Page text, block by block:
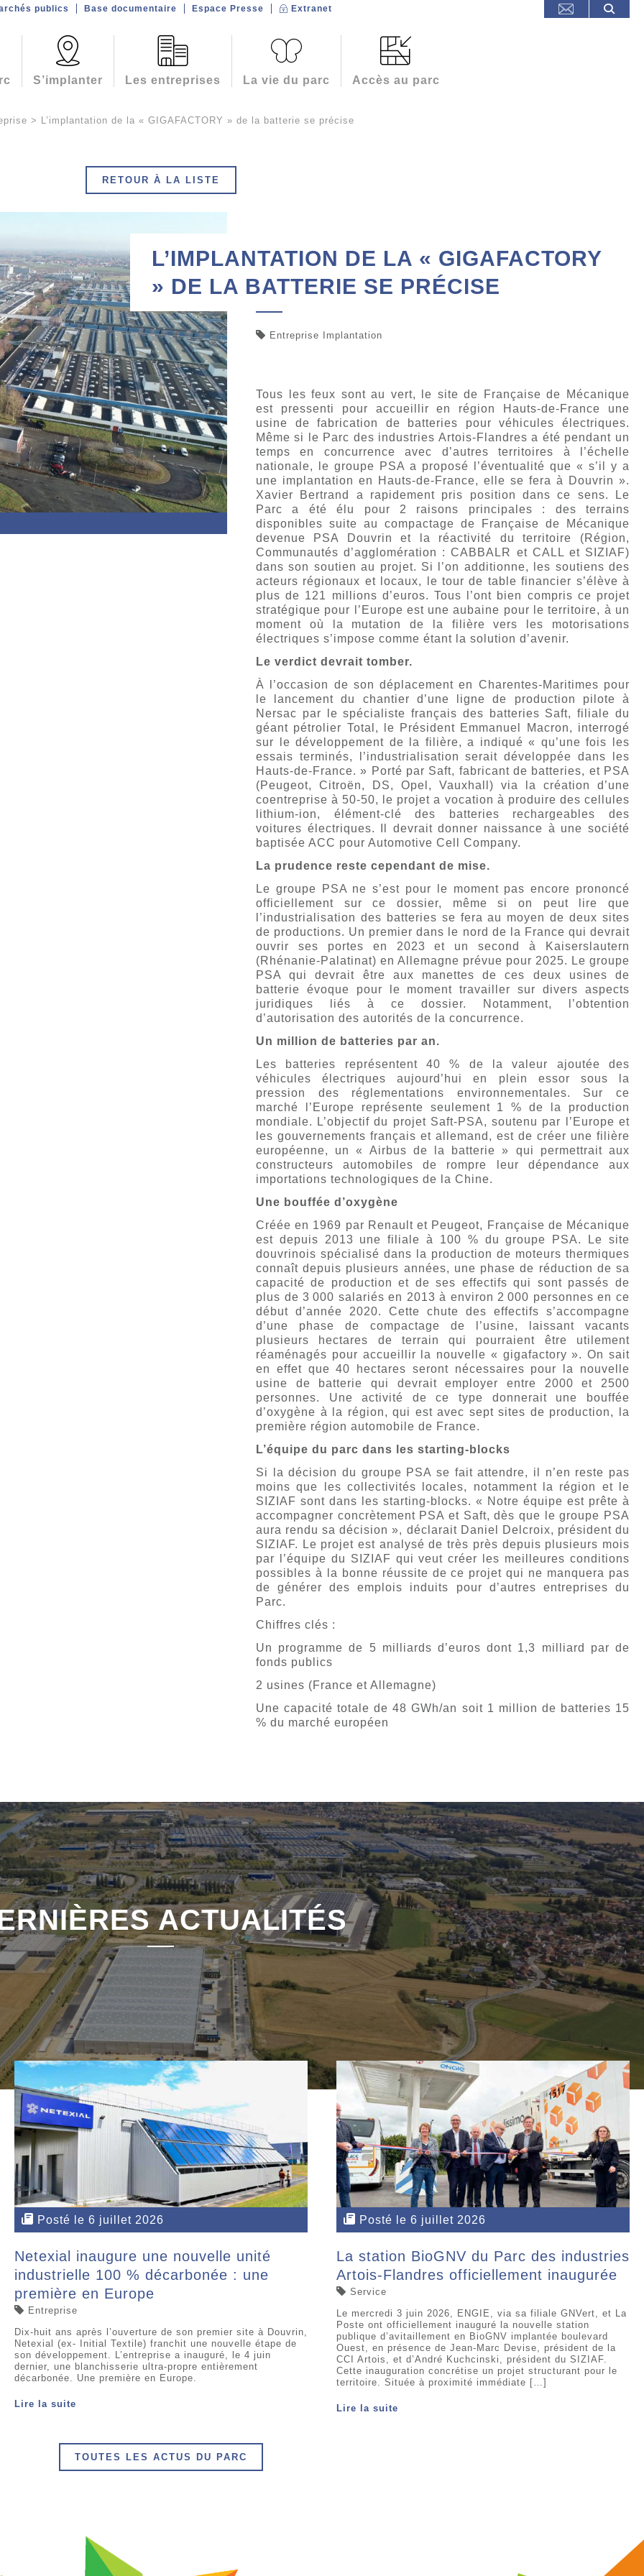
S’implanter Les entreprises La vie du parc Accès au parc
publics Base documentaire Espace Presse Extranet
> L’implantation de la « GIGAFACTORY » de la batterie se précise
RETOUR À LA LISTE
L’IMPLANTATION DE LA « GIGAFACTORY
» DE LA BATTERIE SE PRÉCISE
Entreprise Implantation
Tous les feux sont au vert, le site de Française de Mécanique
est pressenti pour accueillir en région Hauts-de-France une
usine de fabrication de batteries pour véhicules électriques.
Même si le Parc des industries Artois-Flandres a été pendant un
temps en concurrence avec d’autres territoires à l’échelle
nationale, le groupe PSA a proposé l’éventualité que « s’il y a
une implantation en Hauts-de-France, elle se fera à Douvrin ».
Xavier Bertrand a rapidement pris position dans ce sens. Le
Parc a été élu pour 2 raisons principales : des terrains
disponibles suite au compactage de Française de Mécanique
devenue PSA Douvrin et la réactivité du territoire (Région,
Communautés d’agglomération : CABBALR et CALL et SIZIAF)
dans son soutien au projet. Si l’on additionne, les soutiens des
acteurs régionaux et locaux, le tour de table financier s’élève à
plus de 121 millions d’euros. Tous l’ont bien compris ce projet
stratégique pour l’Europe est une aubaine pour le territoire, à un
moment où la mutation de la filière vers les motorisations
électriques s’impose comme étant la solution d’avenir.
Le verdict devrait tomber.
À l’occasion de son déplacement en Charentes-Maritimes pour
le lancement du chantier d’une ligne de production pilote à
Nersac par le spécialiste français des batteries Saft, filiale du
géant pétrolier Total, le Président Emmanuel Macron, interrogé
sur le développement de la filière, a indiqué « qu’une fois les
essais terminés, l’industrialisation serait développée dans les
Hauts-de-France. » Porté par Saft, fabricant de batteries, et PSA
(Peugeot, Citroën, DS, Opel, Vauxhall) via la création d’une
coentreprise à 50-50, le projet a vocation à produire des cellules
lithium-ion, élément-clé des batteries rechargeables des
voitures électriques. Il devrait donner naissance à une société
baptisée ACC pour Automotive Cell Company.
La prudence reste cependant de mise.
Le groupe PSA ne s’est pour le moment pas encore prononcé
officiellement sur ce dossier, même si on peut lire que
l’industrialisation des batteries se fera au moyen de deux sites
de productions. Un premier dans le nord de la France qui devrait
ouvrir ses portes en 2023 et un second à Kaiserslautern
(Rhénanie-Palatinat) en Allemagne prévue pour 2025. Le groupe
PSA qui devrait être aux manettes de ces deux usines de
batterie évoque pour le moment travailler sur divers aspects
juridiques liés à ce dossier. Notamment, l’obtention
d’autorisation des autorités de la concurrence.
Un million de batteries par an.
Les batteries représentent 40 % de la valeur ajoutée des
véhicules électriques aujourd’hui en plein essor sous la
pression des réglementations environnementales. Sur ce
marché l’Europe représente seulement 1 % de la production
mondiale. L’objectif du projet Saft-PSA, soutenu par l’Europe et
les gouvernements français et allemand, est de créer une filière
européenne, un « Airbus de la batterie » qui permettrait aux
constructeurs automobiles de rompre leur dépendance aux
importations technologiques de la Chine.
Une bouffée d’oxygène
Créée en 1969 par Renault et Peugeot, Française de Mécanique
est depuis 2013 une filiale à 100 % du groupe PSA. Le site
douvrinois spécialisé dans la production de moteurs thermiques
connaît depuis plusieurs années, une phase de réduction de sa
capacité de production et de ses effectifs qui sont passés de
plus de 3 000 salariés en 2013 à environ 2 000 personnes en ce
début d’année 2020. Cette chute des effectifs s’accompagne
d’une phase de compactage de l’usine, laissant vacants
plusieurs hectares de terrain qui pourraient être utilement
réaménagés pour accueillir la nouvelle « gigafactory ». On sait
en effet que 40 hectares seront nécessaires pour la nouvelle
usine de batterie qui devrait employer entre 2000 et 2500
personnes. Une activité de ce type donnerait une bouffée
d’oxygène à la région, qui est avec sept sites de production, la
première région automobile de France.
L’équipe du parc dans les starting-blocks
Si la décision du groupe PSA se fait attendre, il n’en reste pas
moins que les collectivités locales, notamment la région et le
SIZIAF sont dans les starting-blocks. « Notre équipe est prête à
accompagner concrètement PSA et Saft, dès que le groupe PSA
aura rendu sa décision », déclarait Daniel Delcroix, président du
SIZIAF. Le projet est analysé de très près depuis plusieurs mois
par l’équipe du SIZIAF qui veut créer les meilleures conditions
possibles à la bonne réussite de ce projet qui ne manquera pas
de générer des emplois induits pour d’autres entreprises du
Parc.
Chiffres clés :
Un programme de 5 milliards d’euros dont 1,3 milliard par de
fonds publics
2 usines (France et Allemagne)
Une capacité totale de 48 GWh/an soit 1 million de batteries 15
% du marché européen
ACTUALITÉS
Posté le 6 juillet 2026
Netexial inaugure une nouvelle unité
industrielle 100 % décarbonée : une
première en Europe
Entreprise
Dix-huit ans après l’ouverture de son premier site à Douvrin,
Netexial (ex- Initial Textile) franchit une nouvelle étape de
son développement. L’entreprise a inauguré, le 4 juin
dernier, une blanchisserie ultra-propre entièrement
décarbonée. Une première en Europe.
Lire la suite
Posté le 6 juillet 2026
La station BioGNV du Parc des industries
Artois-Flandres officiellement inaugurée
Service
Le mercredi 3 juin 2026, ENGIE, via sa filiale GNVert, et La
Poste ont officiellement inauguré la nouvelle station
publique d’avitaillement en BioGNV implantée boulevard
Ouest, en présence de Jean-Marc Devise, président de la
CCI Artois, et d’André Kuchcinski, président du SIZIAF.
Cette inauguration concrétise un projet structurant pour le
territoire. Située à proximité immédiate […]
Lire la suite
TOUTES LES ACTUS DU PARC